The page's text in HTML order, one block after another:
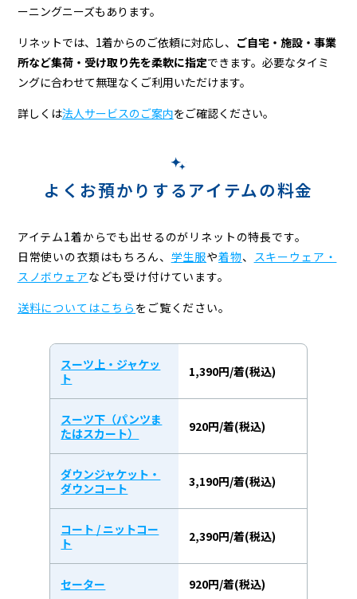
ーニングニーズもあります。
リネットでは、1着からのご依頼に対応し、 ご自宅・施設・事業
所など集荷・受け取り先を柔軟に指定できます。必要なタイミ
ングに合わせて無理なくご利用いただけます。
詳しくは法人サービスのご案内をご確認ください。
よくお預かりするアイテムの料金
アイテム1着からでも出せるのがリネットの特長です。
日常使いの衣類はもちろん、 学生服や着物、
スキーウェア・
スノボウェアなども受け付けています。
送料についてはこちら をご覧ください。
スーツ上・ジャケッ
ト
1,390円/着(税込)
スーツ下（パンツま
たはスカート）
920円/着(税込)
ダウンジャケット・
ダウンコート
3,190円/着(税込)
コート / ニットコー
ト
2,390円/着(税込)
セーター 920円/着(税込)